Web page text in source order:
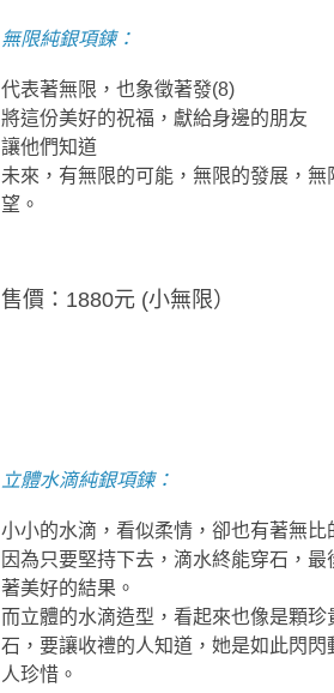
無限純銀項鍊：
代表著無限，也象徵著發(8)
將這份美好的祝福，獻給身邊的朋友
讓他們知道
未來，有無限的可能，無限的發展，無
望。
售價： 1880元 (小無 限）
立體水滴純銀項鍊：
小小的水滴，看似柔情，卻也有著無比
因為只要堅持下去，滴水終能穿石，最
著美好的結果。
而立體的水滴造型，看起來也像是顆珍
石，要讓收禮的人知道，她是如此閃閃
人珍惜。